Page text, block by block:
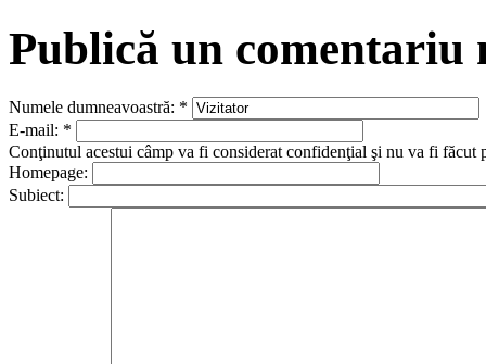
Publică un comentariu
Numele dumneavoastră: *
E-mail: *
Conţinutul acestui câmp va fi considerat confidenţial şi nu va fi făcut
Homepage:
Subiect: